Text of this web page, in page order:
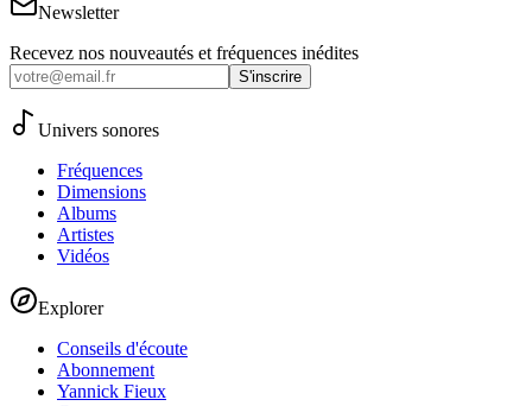
Newsletter
Recevez nos nouveautés et fréquences inédites
S'inscrire
Univers sonores
Fréquences
Dimensions
Albums
Artistes
Vidéos
Explorer
Conseils d'écoute
Abonnement
Yannick Fieux